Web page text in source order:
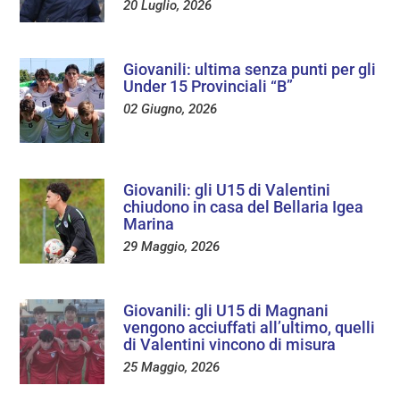
20 Luglio, 2026
Giovanili: ultima senza punti per gli
Under 15 Provinciali “B”
02 Giugno, 2026
Giovanili: gli U15 di Valentini
chiudono in casa del Bellaria Igea
Marina
29 Maggio, 2026
Giovanili: gli U15 di Magnani
vengono acciuffati all’ultimo, quelli
di Valentini vincono di misura
25 Maggio, 2026